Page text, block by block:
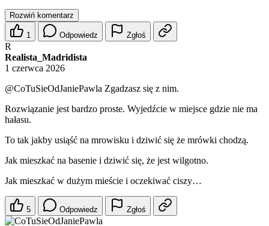
Rozwiń komentarz
1 Odpowiedz Zgłoś
R
Realista_Madridista
1 czerwca 2026
@CoTuSieOdJaniePawla Zgadzasz się z nim.
Rozwiązanie jest bardzo proste. Wyjedźcie w miejsce gdzie nie ma
hałasu.
To tak jakby usiąść na mrowisku i dziwić się że mrówki chodzą.
Jak mieszkać na basenie i dziwić się, że jest wilgotno.
Jak mieszkać w dużym mieście i oczekiwać ciszy…
5 Odpowiedz Zgłoś